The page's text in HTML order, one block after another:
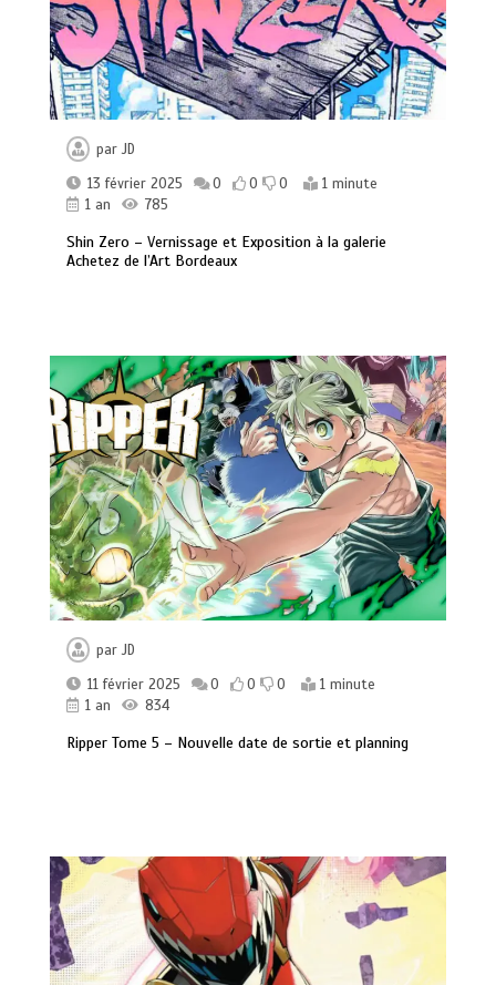
parJD
13 février 2025
0 0 0
1 minute
1 an
785
Shin Zero – Vernissage et Exposition à la galerie
Achetez de l’Art Bordeaux
parJD
11 février 2025
0 0 0
1 minute
1 an
834
Ripper Tome 5 – Nouvelle date de sortie et planning